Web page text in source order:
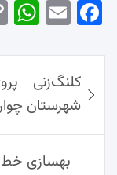
Fac
ok
Em
p
راهبری
نوشته‌ها
کلنگ‌زنی
شهرستان
بهسازی خط